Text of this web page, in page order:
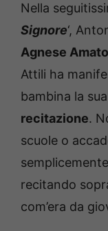
Nella
Signore‘,
Agnese Amato
Attili ha
bambina la
recitazione.
scuole o
recitando
com’era da